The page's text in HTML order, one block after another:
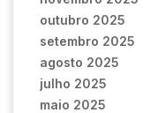
outubro 2025
setembro 2025
agosto 2025
julho 2025
maio 2025